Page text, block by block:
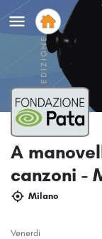
A
canzoni -
Milano
Venerdi